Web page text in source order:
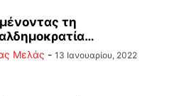
τη
Μελάς - 13 Ιανουαρίου, 2022